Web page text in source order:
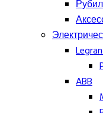
ABB